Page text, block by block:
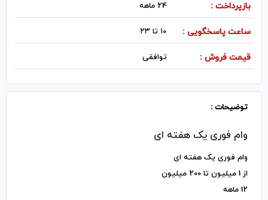
بازپرداخت : 24 ماهه
ساعت پاسخگویی : ۱۰ تا ۲۳
قیمت فروش : توافقی
توضیحات :
وام فوری یک هفته ای
وام فوری یک هفته ای
از 1 میلیون تا 200 میلیون
12 ماهه